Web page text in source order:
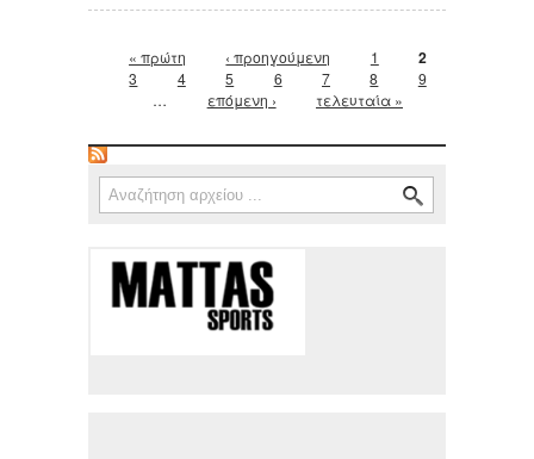
Σελίδες
« πρώτη ‹ προηγούμενη 1 2
3 4 5 6 7 8
9
…
επόμενη › τελευταία »
Φόρμα αναζήτησης
Αναζήτηση